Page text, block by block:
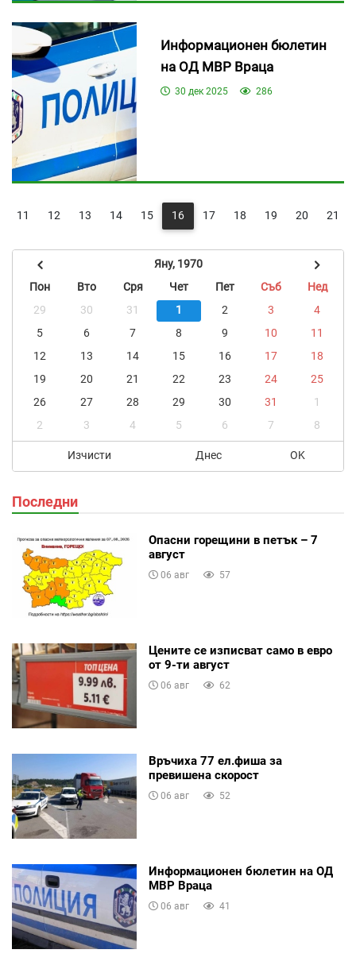
Информационен бюлетин
на ОД МВР Враца
30 дек 2025 286
11 12 13 14 15 16 17 18 19 20 21
Яну, 1970
Пон
Вто Сря Чет Пет Съб
Нед
29
30 31 1 2 3
4
5
6 7 8 9 10
11
12
13 14 15 16 17
18
19
20 21 22 23 24
25
26
27 28 29 30 31
1
2
3 4 5 6 7 8
Изчисти Днес OK
Последни
Опасни горещини в петък – 7
август
06 авг 57
Цените се изписват само в евро
от 9-ти август
06 авг 62
Връчиха 77 ел.фиша за
превишена скорост
06 авг 52
Информационен бюлетин на ОД
МВР Враца
06 авг 41